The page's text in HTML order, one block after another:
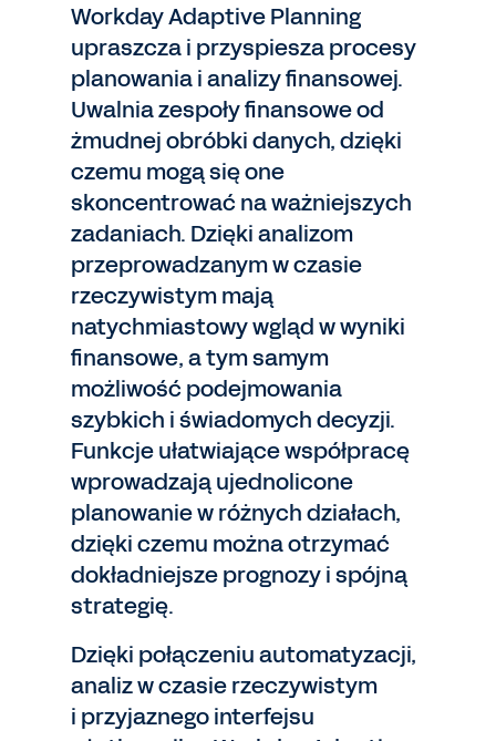
Workday Adaptive Planning
upraszcza i przyspiesza procesy
planowania i analizy finansowej.
Uwalnia zespoły finansowe od
żmudnej obróbki danych, dzięki
czemu mogą się one
skoncentrować na ważniejszych
zadaniach. Dzięki analizom
przeprowadzanym w czasie
rzeczywistym mają
natychmiastowy wgląd w wyniki
finansowe, a tym samym
możliwość podejmowania
szybkich i świadomych decyzji.
Funkcje ułatwiające współpracę
wprowadzają ujednolicone
planowanie w różnych działach,
dzięki czemu można otrzymać
dokładniejsze prognozy i spójną
strategię.
Dzięki połączeniu automatyzacji,
analiz w czasie rzeczywistym
i przyjaznego interfejsu